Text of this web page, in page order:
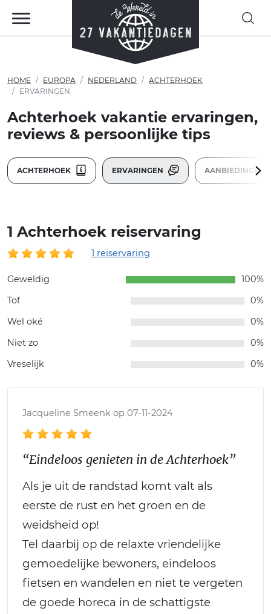
HOME EUROPA NEDERLAND
ACHTERHOEK
ERVARINGEN
Achterhoek vakantie ervaringen,
reviews & persoonlijke tips
ACHTERHOEK ERVARINGEN AANBIEDINGEN
1 Achterhoek reiservaring
1 reiservaring
Geweldig
100%
Tof
0%
Wel oké
0%
Niet zo
0%
Vreselijk
0%
Jacqueline Smeenk op 07-11-2024
“Eindeloos genieten in de Achterhoek”
Als je uit de randstad komt valt als
eerste de rust en het groen en de
weidsheid op!
Tel daarbij op de relaxte vriendelijke
gemoedelijke bewoners, eindeloos
fietsen en wandelen en niet te vergeten
de goede horeca in de schattigste